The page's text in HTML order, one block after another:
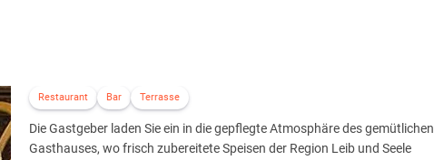
Restaurant Bar Terrasse
Die Gastgeber laden Sie ein in die gepflegte Atmosphäre des gemütlichen
Gasthauses, wo frisch zubereitete Speisen der Region Leib und Seele